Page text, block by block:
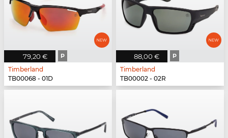
79,20 € P
Timberland
TB00068 - 01D
88,00 € P
Timberland
TB00002 - 02R